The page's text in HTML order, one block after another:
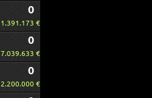
0
1.391.173 €
0
7.039.633 €
0
2.200.000 €